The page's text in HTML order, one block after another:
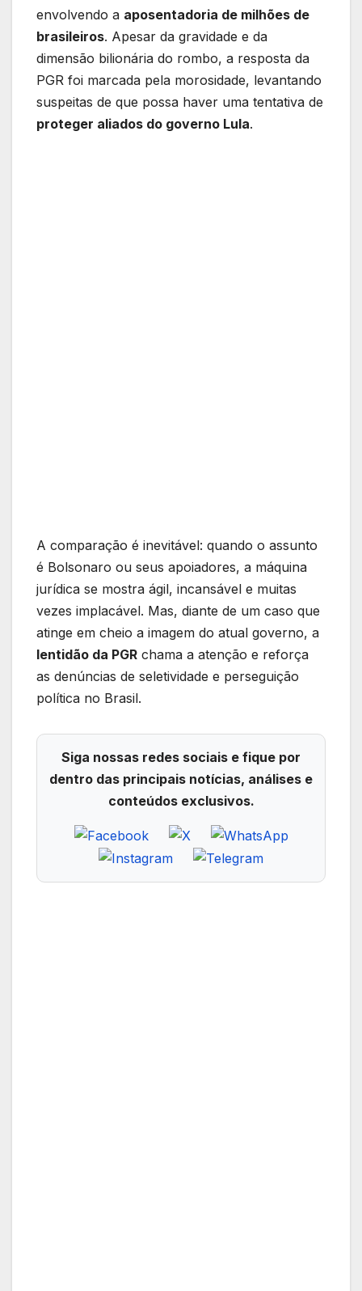
envolvendo a aposentadoria de milhões de
brasileiros. Apesar da gravidade e da
dimensão bilionária do rombo, a resposta da
PGR foi marcada pela morosidade, levantando
suspeitas de que possa haver uma tentativa de
proteger aliados do governo Lula.
A comparação é inevitável: quando o assunto
é Bolsonaro ou seus apoiadores, a máquina
jurídica se mostra ágil, incansável e muitas
vezes implacável. Mas, diante de um caso que
atinge em cheio a imagem do atual governo, a
lentidão da PGR chama a atenção e reforça
as denúncias de seletividade e perseguição
política no Brasil.
Siga nossas redes sociais e fique por
dentro das principais notícias, análises e
conteúdos exclusivos.